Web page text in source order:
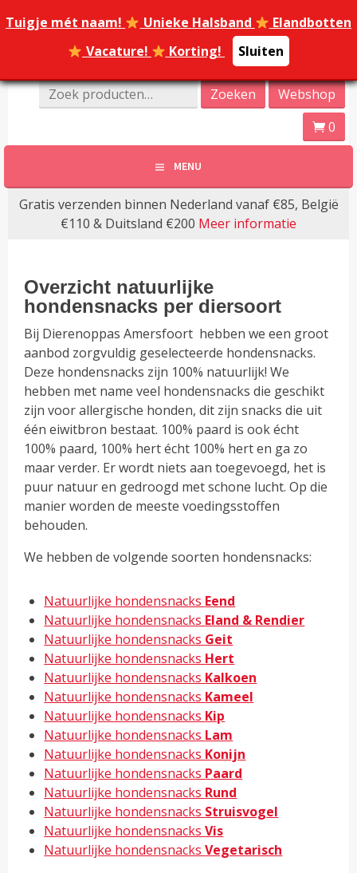
Tuigje mét naam! Unieke Halsband
Elandbotten
Vacature!
Korting! Sluiten
naar
Dierenoppas
Amersfoort | Webshop
bijzondere huisdier
producten!
Online Dierenwinkel Amersfoort
Zoeken
naar:
Zoeken
Webshop
0
MENU
Gratis verzenden binnen Nederland vanaf €85, België
€110 & Duitsland €200 Meer informatie
Overzicht natuurlijke
hondensnacks per diersoort
Bij Dierenoppas Amersfoort hebben we een groot
aanbod zorgvuldig geselecteerde hondensnacks.
Deze hondensnacks zijn 100% natuurlijk! We
hebben met name veel hondensnacks die geschikt
zijn voor allergische honden, dit zijn snacks die uit
één eiwitbron bestaat. 100% paard is ook écht
100% paard, 100% hert écht 100% hert en ga zo
maar verder. Er wordt niets aan toegevoegd, het is
puur natuur en gedroogd met schone lucht. Op die
manier worden de meeste voedingsstoffen
behouden.
We hebben de volgende soorten hondensnacks:
Natuurlijke hondensnacks Eend
Natuurlijke hondensnacks Eland & Rendier
Natuurlijke hondensnacks Geit
Natuurlijke hondensnacks Hert
Natuurlijke hondensnacks Kalkoen
Natuurlijke hondensnacks Kameel
Natuurlijke hondensnacks Kip
Natuurlijke hondensnacks Lam
Natuurlijke hondensnacks Konijn
Natuurlijke hondensnacks Paard
Natuurlijke hondensnacks Rund
Natuurlijke hondensnacks Struisvogel
Natuurlijke hondensnacksVis
Natuurlijke hondensnacksVegetarisch
Tuigje mét naam! Unieke Halsband
Elandbotten
Vacature!
Korting! Sluiten